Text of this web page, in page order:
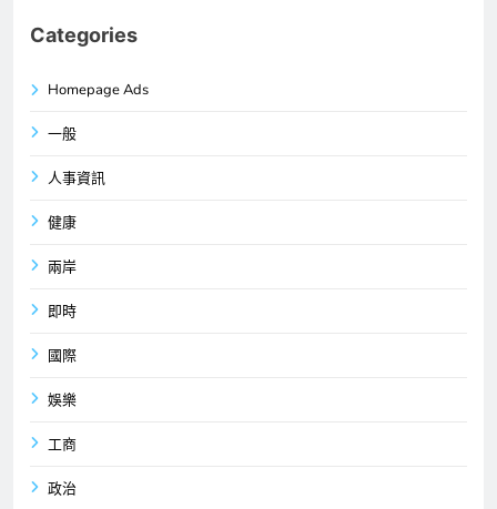
Categories
Homepage Ads
一般
人事資訊
健康
兩岸
即時
國際
娛樂
工商
政治